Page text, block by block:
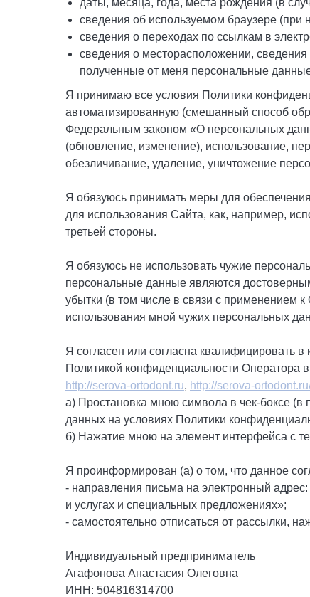
даты, месяца, года, места рождения (в
сведения об используемом браузере (при
сведения о переходах по ссылкам в
сведения о месторасположении,
полученные от меня персональные
Я принимаю все условия Политики
автоматизированную (смешанный способ
Федеральным законом «О персональных
(обновление, изменение), использование,
обезличивание, удаление, уничтожение
Я обязуюсь принимать меры для
для использования Сайта, как, например,
третьей стороны.
Я обязуюсь не использовать чужие
персональные данные являются
убытки (в том числе в связи с применением
использования мной чужих персональных
Я согласен или согласна квалифицировать
Политикой конфиденциальности Оператора
http://serova-ortodont.ru, http://serova-
а) Простановка мною символа в чек-боксе (в
данных на условиях Политики
б) Нажатие мною на элемент интерфейса с
Я проинформирован (а) о том, что данное
- направления письма на электронный адрес:
и услугах и специальных предложениях»;
- самостоятельно отписаться от рассылки,
Индивидуальный предприниматель
Агафонова Анастасия Олеговна
ИНН: 504816314700